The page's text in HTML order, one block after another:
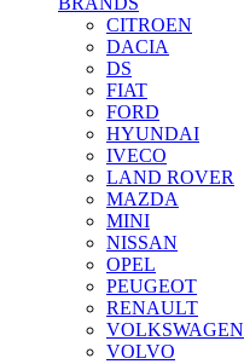
CITROEN
DACIA
DS
FIAT
FORD
HYUNDAI
IVECO
LAND ROVER
MAZDA
MINI
NISSAN
OPEL
PEUGEOT
RENAULT
VOLKSWAGEN
VOLVO